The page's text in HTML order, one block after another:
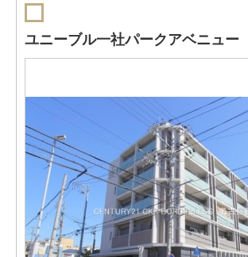
ユニーブル一社パークアベニュー